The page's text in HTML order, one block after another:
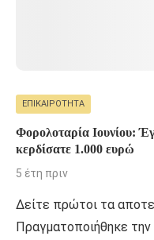
ΕΠΙΚΑΙΡΌΤΗΤΑ
Φορολοταρία Ιουνίου:
κερδίσατε 1.000 ευρώ
5 έτη πριν
Δείτε πρώτοι τα
Πραγματοποιήθηκε